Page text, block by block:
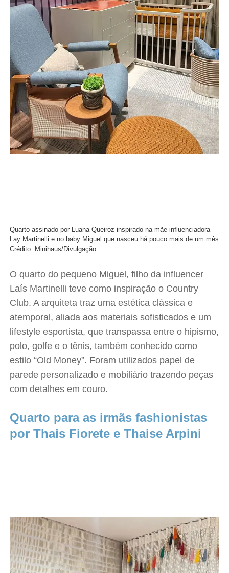
Quarto assinado por Luana Queiroz inspirado na mãe influenciadora
Lay Martinelli e no baby Miguel que nasceu há pouco mais de um mês
Crédito: Minihaus/Divulgação
O quarto do pequeno Miguel, filho da influencer
Laís Martinelli teve como inspiração o Country
Club. A arquiteta traz uma estética clássica e
atemporal, aliada aos materiais sofisticados e um
lifestyle esportista, que transpassa entre o hipismo,
polo, golfe e o tênis, também conhecido como
estilo “Old Money”. Foram utilizados papel de
parede personalizado e mobiliário trazendo peças
com detalhes em couro.
Quarto para as irmãs fashionistas
por Thais Fiorete e Thaise Arpini